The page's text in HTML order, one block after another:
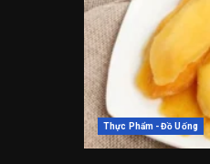
Thực Phẩm - Đồ Uống